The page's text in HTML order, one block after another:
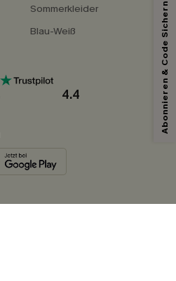
Sommerkleider
Blau-Weiß
4.4 Abonnieren & Code Sichern